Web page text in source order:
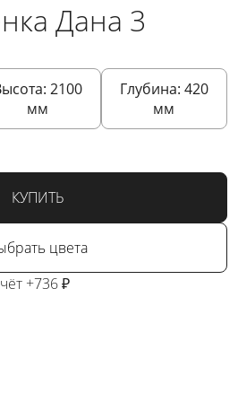
Дана 3
2100
мм
Глубина: 420
мм
КУПИТЬ
цвета
+736 ₽